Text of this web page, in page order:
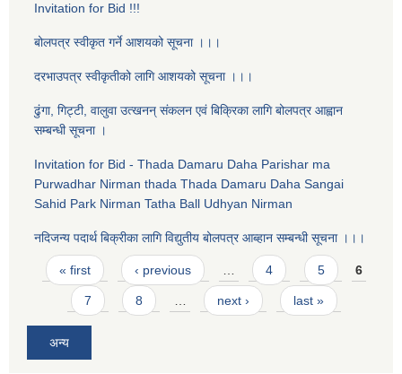
Invitation for Bid !!!
बोलपत्र स्वीकृत गर्ने आशयको सूचना ।।।
दरभाउपत्र स्वीकृतीको लागि आशयको सूचना ।।।
ढुंगा, गिट्टी, वालुवा उत्खनन् संकलन एव‌ं बिक्रिका लागि बोलपत्र आह्वान
सम्बन्धी सूचना ।
Invitation for Bid - Thada Damaru Daha Parishar ma
Purwadhar Nirman thada Thada Damaru Daha Sangai
Sahid Park Nirman Tatha Ball Udhyan Nirman
नदिजन्य पदार्थ बिक्रीका लागि विद्युतीय बोलपत्र आब्हान सम्बन्धी सूचना ।।।
Pages
« first ‹ previous … 4 5 6
7 8 … next › last »
अन्य